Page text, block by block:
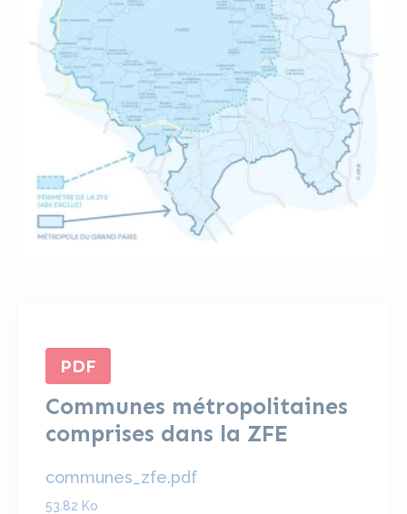
PDF
Communes métropolitaines
comprises dans la ZFE
communes_zfe.pdf
53.82 Ko